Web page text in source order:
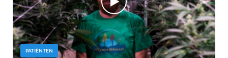
PATIËNTEN